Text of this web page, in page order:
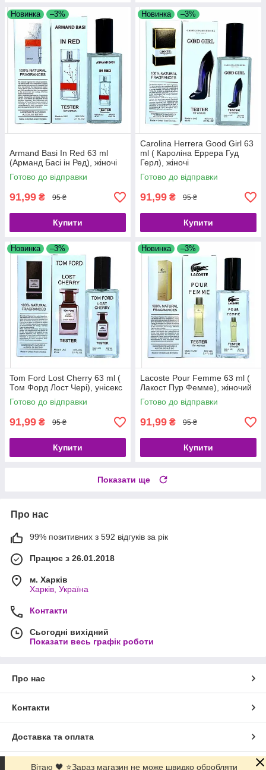
Новинка –3%
Armand Basi In Red 63 ml
(Арманд Басі ін Ред), жіночі
Готово до відправки
91,99 ₴ 95 ₴
Купити
Новинка –3%
Carolina Herrera Good Girl 63
ml ( Кароліна Еррера Гуд
Герл), жіночі
Готово до відправки
91,99 ₴ 95 ₴
Купити
Новинка –3%
Tom Ford Lost Cherry 63 ml (
Том Форд Лост Чері), унісекс
Готово до відправки
91,99 ₴ 95 ₴
Купити
Новинка –3%
Lacoste Pour Femme 63 ml (
Лакост Пур Фемме), жіночий
Готово до відправки
91,99 ₴ 95 ₴
Купити
Показати ще
Про нас
99% позитивних з 592 відгуків за рік
Працює з 26.01.2018
м. Харків
Харків, Україна
Контакти
Сьогодні вихідний
Показати весь графік роботи
Про нас
Контакти
Доставка та оплата
Графік роботи
Вітаю 🖤 ⭐Зараз магазин не може швидко обробляти